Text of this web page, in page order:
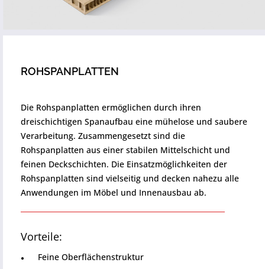
ROHSPANPLATTEN
Die Rohspanplatten ermöglichen durch ihren
dreischichtigen Spanaufbau eine mühelose und saubere
Verarbeitung. Zusammengesetzt sind die
Rohspanplatten aus einer stabilen Mittelschicht und
feinen Deckschichten. Die Einsatzmöglichkeiten der
Rohspanplatten sind vielseitig und decken nahezu alle
Anwendungen im Möbel und Innenausbau ab.
Vorteile:
Feine Oberflächenstruktur